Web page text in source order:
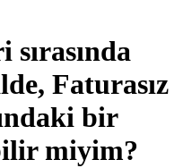
Faturasız
bir
miyim?